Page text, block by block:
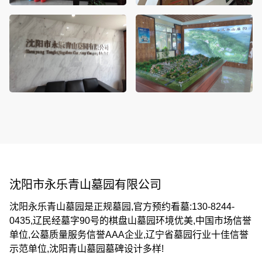
沈阳市永乐青山墓园有限公司
沈阳永乐青山墓园是正规墓园,官方预约看墓:130-8244-
0435,辽民经墓字90号的棋盘山墓园环境优美,中国市场信誉
单位,公墓质量服务信誉AAA企业,辽宁省墓园行业十佳信誉
示范单位,沈阳青山墓园墓碑设计多样!